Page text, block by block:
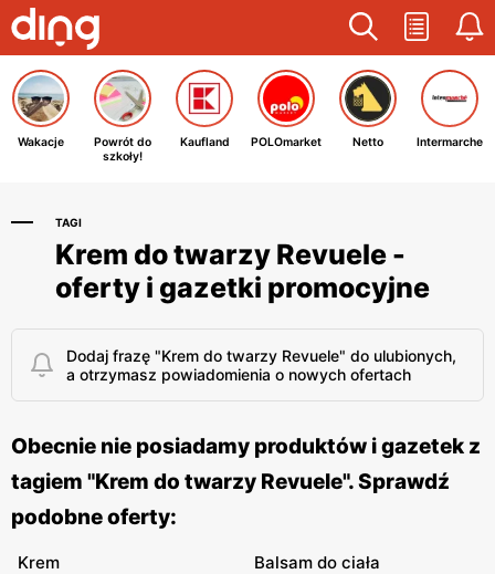
Wakacje
Powrót do
szkoły!
Kaufland POLOmarket Netto Intermarche
TAGI
Krem do twarzy Revuele -
oferty i gazetki promocyjne
Dodaj frazę "Krem do twarzy Revuele" do ulubionych,
a otrzymasz powiadomienia o nowych ofertach
Obecnie nie posiadamy produktów i gazetek z
tagiem "Krem do twarzy Revuele". Sprawdź
podobne oferty:
Krem
Balsam do ciała